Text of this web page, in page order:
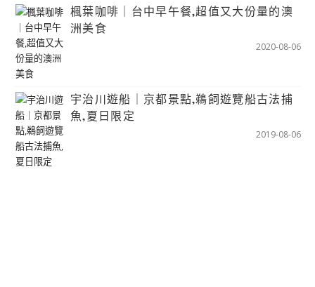
楓葉咖啡｜台中早午餐,超值又大份量的澳
洲美食
2020-08-06
宇治川遊船｜京都景點,鵜飼遊覽船古法捕
魚,夏日限定
2019-08-06